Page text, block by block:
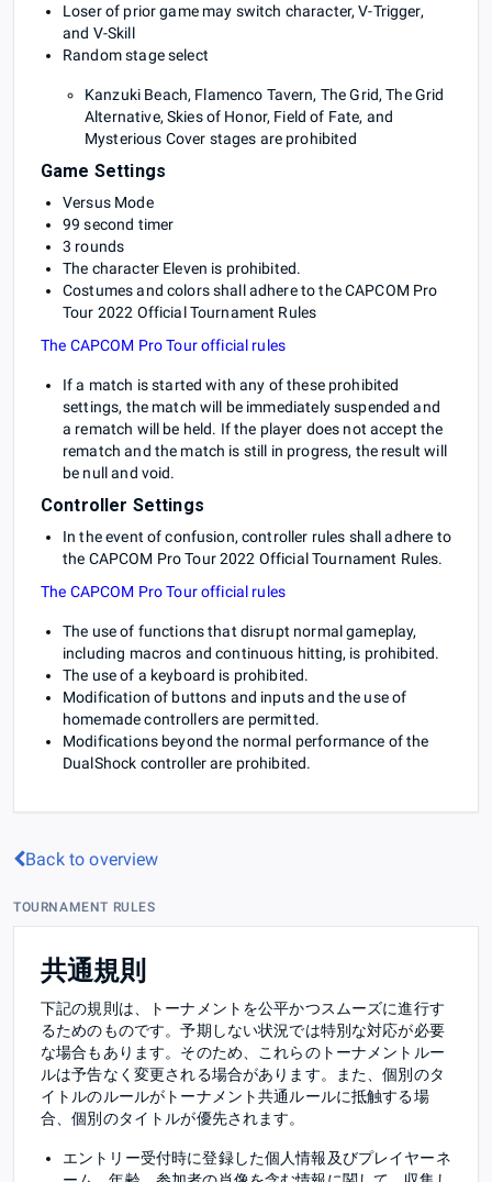
Loser of prior game may switch character, V-Trigger,
and V-Skill
Random stage select
Kanzuki Beach, Flamenco Tavern, The Grid, The Grid
Alternative, Skies of Honor, Field of Fate, and
Mysterious Cover stages are prohibited
Game Settings
Versus Mode
99 second timer
3 rounds
The character Eleven is prohibited.
Costumes and colors shall adhere to the CAPCOM Pro
Tour 2022 Official Tournament Rules
The CAPCOM Pro Tour official rules
If a match is started with any of these prohibited
settings, the match will be immediately suspended and
a rematch will be held. If the player does not accept the
rematch and the match is still in progress, the result will
be null and void.
Controller Settings
In the event of confusion, controller rules shall adhere to
the CAPCOM Pro Tour 2022 Official Tournament Rules.
The CAPCOM Pro Tour official rules
The use of functions that disrupt normal gameplay,
including macros and continuous hitting, is prohibited.
The use of a keyboard is prohibited.
Modification of buttons and inputs and the use of
homemade controllers are permitted.
Modifications beyond the normal performance of the
DualShock controller are prohibited.
Back to overview
TOURNAMENT RULES
共通規則
下記の規則は、トーナメントを公平かつスムーズに進行す
るためのものです。予期しない状況では特別な対応が必要
な場合もあります。そのため、これらのトーナメントルー
ルは予告なく変更される場合があります。また、個別のタ
イトルのルールがトーナメント共通ルールに抵触する場
合、個別のタイトルが優先されます。
エントリー受付時に登録した個人情報及びプレイヤーネ